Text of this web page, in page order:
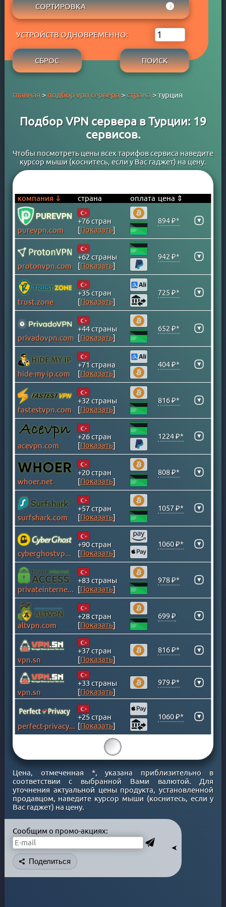
АРУБА
АФГАНИСТАН
БАРБАДОС
БАХРЕЙН
БЕЛЬГИЯ
БОЛГАРИЯ
БОЛИВИЯ
БОСНИЯ
БРАЗИЛИЯ
ВЕЛИКОБРИТАНИЯ
ВЕНГРИЯ
ВЕНЕСУЭЛА
ВИРГИНСКИЕ ОСТРОВА
ВЬЕТНАМ
ГАНА
ГЕРМАНИЯ
ГОНКОНГ
ГРЕНЛАНДИЯ
ГРЕЦИЯ
ГРУЗИЯ
ДАНИЯ
ДОМИНИКАНСКАЯ Р-КА
ЕГИПЕТ
ИЗРАИЛЬ
ИНДИЯ
ИНДОНЕЗИЯ
ИРАК
ИРАН
ИРЛАНДИЯ
ИСЛАНДИЯ
ИСПАНИЯ
ИТАЛИЯ
КАЗАХСТАН
КАЙМАНОВЫ ОСТРОВА
КАМБОДЖА
КАНАДА
КАТАР
КЕНИЯ
КИПР
КИТАЙ
КОЛУМБИЯ
КОСОВО
КОСТА-РИКА
ЛАТВИЯ
ЛИТВА
ЛИХТЕНШТЕЙН
ЛЮКСЕМБУРГ
МАКАО
МАКЕДОНИЯ
МАРОККО
МЕКСИКА
МОЛДОВА
МОНАКО
НИГЕРИЯ
НИДЕРЛАНДЫ
НОВАЯ ЗЕЛАНДИЯ
НОРВЕГИЯ
APPLE PAY
PAYPAL
PERFECT MONEY
QIWI
WEBMONEY
БАНКОВСКАЯ КАРТА
БАНКОВСКИЙ ПЕРЕВОД
КРИПТОВАЛЮТА
ЮMONEY
ADBLOCK
СОБСТВЕННЫЙ DNS
P2P
STREAM
БЕСПЛАТНЫЙ ПЕРИОД
TORRENT
СОРТИРОВКА
ЦЕНА ⇓
ЦЕНА ⇑
УСТРОЙСТВ ОДНОВРЕМЕННО:
СБРОС ПОИСК
➤
Сообщим о промо-акциях:
Поделиться
главная > подбор vpn сервера >страна > турция
Подбор VPN сервера в Турции: 19
сервисов.
Чтобы посмотреть цены всех тарифов сервиса наведите
курсор мыши (коснитесь, если у Вас гаджет) на цену.
компания ⇓ страна оплата цена ⇕
purevpn.com
+76 стран
[Показать]
894 ₽* ▾
protonvpn.com
+62 страны
[Показать]
942 ₽* ▾
trust.zone
+35 стран
[Показать]
725 ₽* ▾
privadovpn.com
+44 страны
[Показать]
652 ₽* ▾
hide-my-ip.com
+71 страна
[Показать]
404 ₽* ▾
fastestvpn.com
+32 страны
[Показать]
816 ₽* ▾
acevpn.com
+26 стран
[Показать]
1224 ₽* ▾
whoer.net
+20 стран
[Показать]
808 ₽* ▾
surfshark.com
+57 стран
[Показать]
1057 ₽* ▾
cyberghostvpn.com
+90 стран
[Показать]
1060 ₽* ▾
privateinternetaccess.com
+83 страны
[Показать]
978 ₽* ▾
altvpn.com
+28 стран
[Показать]
699 ₽ ▾
vpn.sn
+37 стран
[Показать]
816 ₽* ▾
vpn.sn
+33 страны
[Показать]
979 ₽* ▾
perfect-privacy.com
+25 стран
[Показать]
1060 ₽* ▾
Цена, отмеченная *, указана приблизительно в
соответствии с выбранной Вами валютой. Для
уточнения актуальной цены продукта, установленной
продавцом, наведите курсор мыши (коснитесь, если у
Вас гаджет) на цену.